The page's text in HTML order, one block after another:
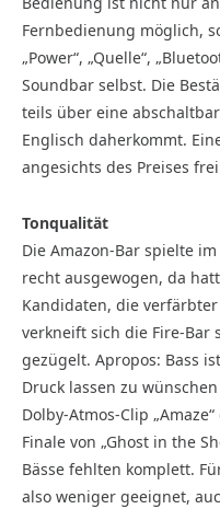
Fernbedienung möglich,
„Power“, „Quelle“,
Soundbar selbst. Die
teils über eine
Englisch daherkommt.
angesichts des Preises
Tonqualität
Die Amazon-Bar spielte
recht ausgewogen, da
Kandidaten, die
verkneift sich die Fire-Bar
gezügelt. Apropos: Bass
Druck lassen zu
Dolby-Atmos-Clip
Finale von „Ghost in the
Bässe fehlten komplett.
also weniger geeignet,